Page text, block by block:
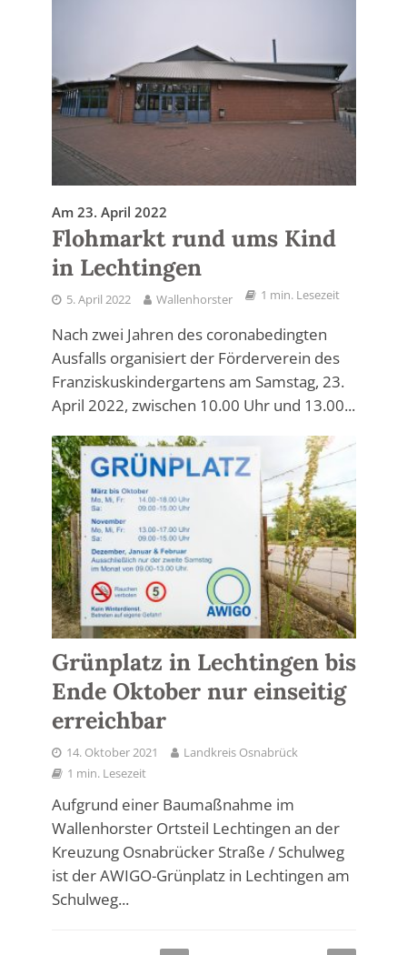
Am 23. April 2022
Flohmarkt rund ums Kind
in Lechtingen
5. April 2022 Wallenhorster 1 min. Lesezeit
Nach zwei Jahren des coronabedingten
Ausfalls organisiert der Förderverein des
Franziskuskindergartens am Samstag, 23.
April 2022, zwischen 10.00 Uhr und 13.00...
Grünplatz in Lechtingen bis
Ende Oktober nur einseitig
erreichbar
14. Oktober 2021
Landkreis Osnabrück
1 min. Lesezeit
Aufgrund einer Baumaßnahme im
Wallenhorster Ortsteil Lechtingen an der
Kreuzung Osnabrücker Straße / Schulweg
ist der AWIGO-Grünplatz in Lechtingen am
Schulweg...